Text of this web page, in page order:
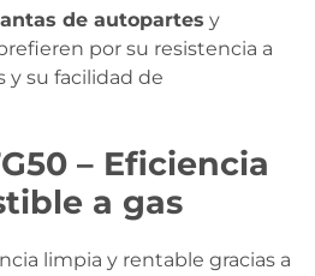
de autopartes y
por su resistencia a
y su facilidad de
– Eficiencia
a gas
limpia y rentable gracias a